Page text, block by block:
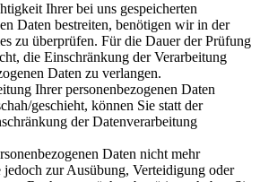
Ihrer bei uns gespeicherten
Daten bestreiten, benötigen wir in der
zu überprüfen. Für die Dauer der Prüfung
die Einschränkung der Verarbeitung
Daten zu verlangen.
Ihrer personenbezogenen Daten
geschieht, können Sie statt der
der Datenverarbeitung
Daten nicht mehr
jedoch zur Ausübung, Verteidigung oder